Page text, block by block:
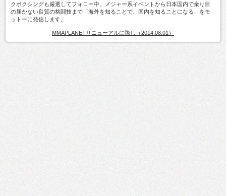
クボクシングも厳選してフォロー中。メジャー系イベントから日本国内で余り目
の届かない良質の格闘技まで「海外を知ることで、国内を知ることになる」をモ
ットーに発信します。
MMAPLANETリニューアルに際し（2014.08.01）